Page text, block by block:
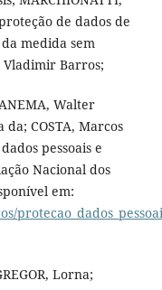
de dados de
medida sem
Vladimir Barros;
Walter
COSTA, Marcos
pessoais e
Nacional dos
em:
Lorna;